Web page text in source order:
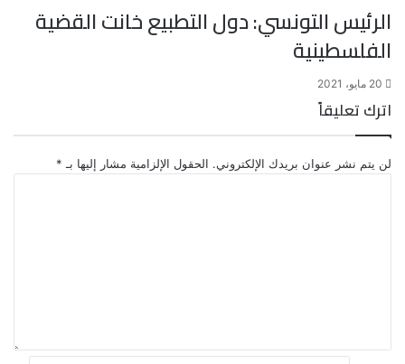
الرئيس التونسي: دول التطبيع خانت القضية
الفلسطينية
20 مايو، 2021
اترك تعليقاً
لن يتم نشر عنوان بريدك الإلكتروني. الحقول الإلزامية مشار إليها بـ *